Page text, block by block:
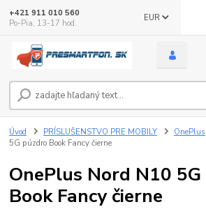
EUR
+421 911 010 560
Po-Pia, 13-17 hod.
Úvod PRÍSLUŠENSTVO PRE MOBILY OnePlus
5G púzdro Book Fancy čierne
OnePlus Nord N10
Book Fancy čierne